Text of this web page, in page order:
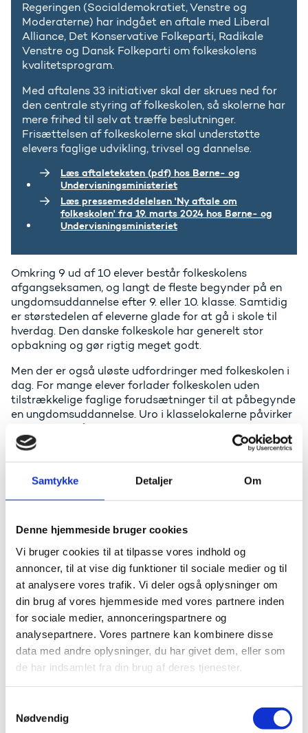
Samtykke Detaljer Om
Denne hjemmeside bruger cookies
Vi bruger cookies til at tilpasse vores indhold og
annoncer, til at vise dig funktioner til sociale medier og til
at analysere vores trafik. Vi deler også oplysninger om
din brug af vores hjemmeside med vores partnere inden
for sociale medier, annonceringspartnere og
analysepartnere. Vores partnere kan kombinere disse
data med andre oplysninger, du har givet dem, eller som
de har indsamlet fra din brug af deres tjenester.
Nødvendig
Regeringen (Socialdemokratiet, Venstre og
Moderaterne) har indgået en aftale med Liberal
Alliance, Det Konservative Folkeparti, Radikale
Venstre og Dansk Folkeparti om folkeskolens
kvalitetsprogram.
Med aftalens 33 initiativer skal der skrues ned for
den centrale styring af folkeskolen, så skolerne har
mere frihed til selv at træffe beslutninger.
Frisættelsen af folkeskolerne skal understøtte
elevers faglige udvikling, trivsel og dannelse.
Læs aftaleteksten (pdf) hos Børne- og
Undervisningsministeriet
Læs pressemeddelelsen 'Ny aftale om
folkeskolen' fra 19. marts 2024 hos Børne- og
Undervisningsministeriet
Omkring 9 ud af 10 elever består folkeskolens
afgangseksamen, og langt de fleste begynder på en
ungdomsuddannelse efter 9. eller 10. klasse. Samtidig
er størstedelen af eleverne glade for at gå i skole til
hverdag. Den danske folkeskole har generelt stor
opbakning og gør rigtig meget godt.
Men der er også uløste udfordringer med folkeskolen i
dag. For mange elever forlader folkeskolen uden
tilstrækkelige faglige forudsætninger til at påbegynde
en ungdomsuddannelse. Uro i klasselokalerne påvirker
Samtidig har 43.000 unge i alderen 15-24 år hverken
centrale krav til undervisningen har medført, at mange
lærere, pædagoger, skoleledere og kommuner oplever,
mål.
Derfor ønsker regeringen nu at løsne markant på de
centrale krav, så folkeskolerne får mere frihed og
fleksibilitet til at skabe en skole, der passer bedst til de
lokale behov og ønsker. Elevernes motivation og trivsel
skal øges med en varieret skoledag med mere praktisk
og kreativ undervisning, øget valgfrihed til eleverne og
en stærkere sammenhæng mellem teori og praksis.
Derudover ønsker regeringen at gøre mere for at
skal stadig være hovedvejen til folkeskolen, men der
skal skabes bedre muligheder for, at faglærte og